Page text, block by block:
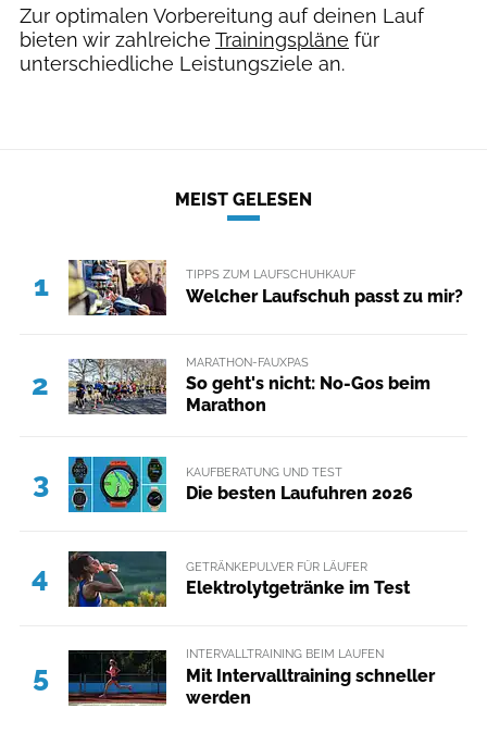
Zur optimalen Vorbereitung auf deinen Lauf
bieten wir zahlreiche Trainingspläne für
unterschiedliche Leistungsziele an.
MEIST GELESEN
1 TIPPS ZUM LAUFSCHUHKAUF
Welcher Laufschuh passt zu mir?
2
MARATHON-FAUXPAS
So geht's nicht: No-Gos beim
Marathon
3 KAUFBERATUNG UND TEST
Die besten Laufuhren 2026
4 GETRÄNKEPULVER FÜR LÄUFER
Elektrolytgetränke im Test
5
INTERVALLTRAINING BEIM LAUFEN
Mit Intervalltraining schneller
werden